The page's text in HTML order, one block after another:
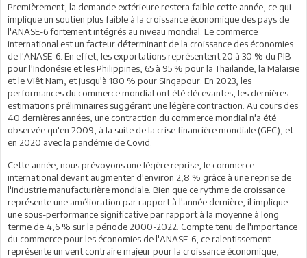
Premièrement, la demande extérieure restera faible cette année, ce qui
implique un soutien plus faible à la croissance économique des pays de
l'ANASE-6 fortement intégrés au niveau mondial. Le commerce
international est un facteur déterminant de la croissance des économies
de l'ANASE-6. En effet, les exportations représentent 20 à 30 % du PIB
pour l'Indonésie et les Philippines, 65 à 95 % pour la Thaïlande, la Malaisie
et le Viêt Nam, et jusqu'à 180 % pour Singapour. En 2023, les
performances du commerce mondial ont été décevantes, les dernières
estimations préliminaires suggérant une légère contraction. Au cours des
40 dernières années, une contraction du commerce mondial n'a été
observée qu'en 2009, à la suite de la crise financière mondiale (GFC), et
en 2020 avec la pandémie de Covid.
Cette année, nous prévoyons une légère reprise, le commerce
international devant augmenter d'environ 2,8 % grâce à une reprise de
l'industrie manufacturière mondiale. Bien que ce rythme de croissance
représente une amélioration par rapport à l'année dernière, il implique
une sous-performance significative par rapport à la moyenne à long
terme de 4,6 % sur la période 2000-2022. Compte tenu de l'importance
du commerce pour les économies de l'ANASE-6, ce ralentissement
représente un vent contraire majeur pour la croissance économique,